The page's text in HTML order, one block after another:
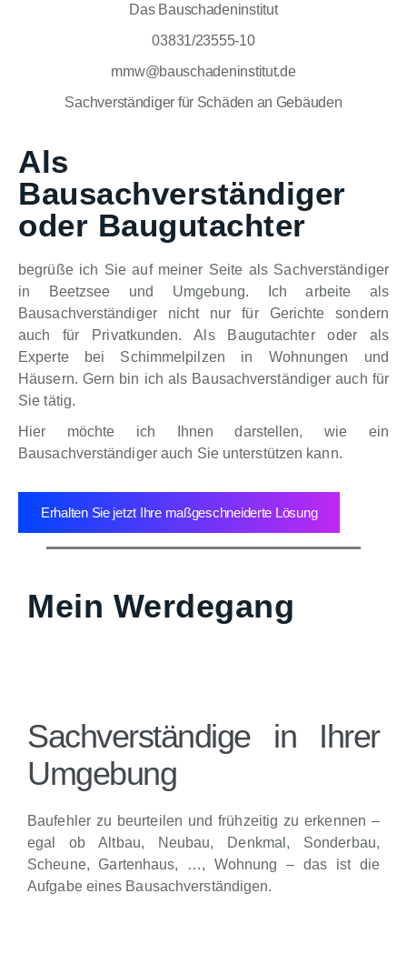
Das Bauschadeninstitut
03831/23555-10
mmw@bauschadeninstitut.de
Sachverständiger für Schäden an Gebäuden
Als
Bausachverständiger
oder Baugutachter
begrüße ich Sie auf meiner Seite als Sachverständiger
in Beetzsee und Umgebung. Ich arbeite als
Bausachverständiger nicht nur für Gerichte sondern
auch für Privatkunden. Als Baugutachter oder als
Experte bei Schimmelpilzen in Wohnungen und
Häusern. Gern bin ich als Bausachverständiger auch für
Sie tätig.
Hier möchte ich Ihnen darstellen, wie ein
Bausachverständiger auch Sie unterstützen kann.
Erhalten Sie jetzt Ihre maßgeschneiderte Lösung
Mein Werdegang
Sachverständige in Ihrer
Umgebung
Baufehler zu beurteilen und frühzeitig zu erkennen –
egal ob Altbau, Neubau, Denkmal, Sonderbau,
Scheune, Gartenhaus, …, Wohnung – das ist die
Aufgabe eines Bausachverständigen.